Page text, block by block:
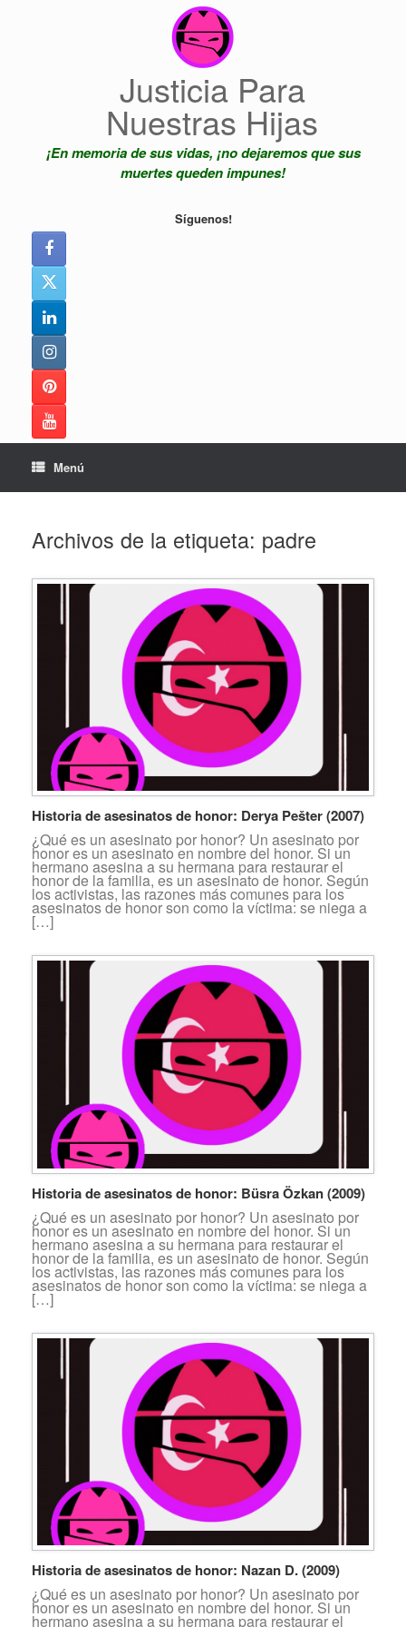
Justicia Para
Nuestras Hijas
¡En memoria de sus vidas, ¡no dejaremos que sus
muertes queden impunes!
Síguenos!
Menú
Archivos de la etiqueta: padre
Historia de asesinatos de honor: Derya Pešter (2007)
¿Qué es un asesinato por honor? Un asesinato por
honor es un asesinato en nombre del honor. Si un
hermano asesina a su hermana para restaurar el
honor de la familia, es un asesinato de honor. Según
los activistas, las razones más comunes para los
asesinatos de honor son como la víctima: se niega a
[…]
Historia de asesinatos de honor: Büsra Özkan (2009)
¿Qué es un asesinato por honor? Un asesinato por
honor es un asesinato en nombre del honor. Si un
hermano asesina a su hermana para restaurar el
honor de la familia, es un asesinato de honor. Según
los activistas, las razones más comunes para los
asesinatos de honor son como la víctima: se niega a
[…]
Historia de asesinatos de honor: Nazan D. (2009)
¿Qué es un asesinato por honor? Un asesinato por
honor es un asesinato en nombre del honor. Si un
hermano asesina a su hermana para restaurar el